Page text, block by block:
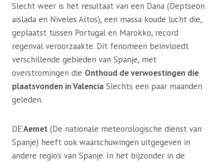
Slecht weer is het resultaat van een Dana (Deptseón
aislada en Niveles Altos), een massa koude lucht die,
geplaatst tussen Portugal en Marokko, record
regenval veroorzaakte. Dit fenomeen beïnvloedt
verschillende gebieden van Spanje, met
overstromingen die Onthoud de verwoestingen die
plaatsvonden in Valencia Slechts een paar maanden
geleden.
DE’Aemet (De nationale meteorologische dienst van
Spanje) heeft ook waarschuwingen uitgegeven in
andere regio’s van Spanje. In het bijzonder in de